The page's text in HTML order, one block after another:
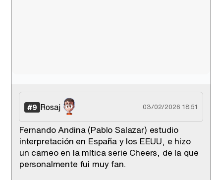
#9 Rosaj 03/02/2026 18:51
Fernando Andina (Pablo Salazar) estudio
interpretación en España y los EEUU, e hizo
un cameo en la mítica serie Cheers, de la que
personalmente fui muy fan.